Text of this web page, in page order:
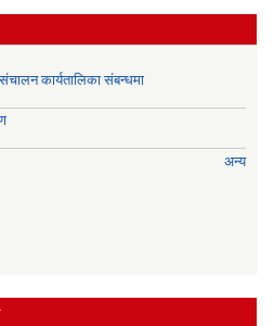
कार्यतालिका संबन्धमा
अन्य